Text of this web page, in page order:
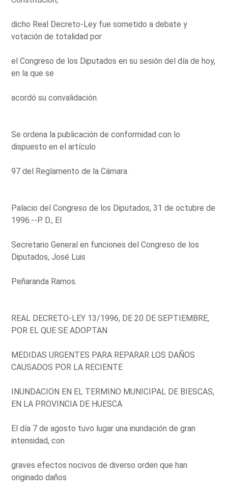
dicho Real Decreto-Ley fue sometido a debate y
votación de totalidad por
el Congreso de los Diputados en su sesión del día de hoy,
en la que se
acordó su convalidación.
Se ordena la publicación de conformidad con lo
dispuesto en el artículo
97 del Reglamento de la Cámara.
Palacio del Congreso de los Diputados, 31 de octubre de
1996.--P. D., El
Secretario General en funciones del Congreso de los
Diputados, José Luis
Peñaranda Ramos.
REAL DECRETO-LEY 13/1996, DE 20 DE SEPTIEMBRE,
POR EL QUE SE ADOPTAN
MEDIDAS URGENTES PARA REPARAR LOS DAÑOS
CAUSADOS POR LA RECIENTE
INUNDACION EN EL TERMINO MUNICIPAL DE BIESCAS,
EN LA PROVINCIA DE HUESCA
El día 7 de agosto tuvo lugar una inundación de gran
intensidad, con
graves efectos nocivos de diverso orden que han
originado daños